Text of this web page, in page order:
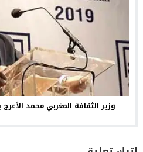
وزير الثقافة المغربي محمد